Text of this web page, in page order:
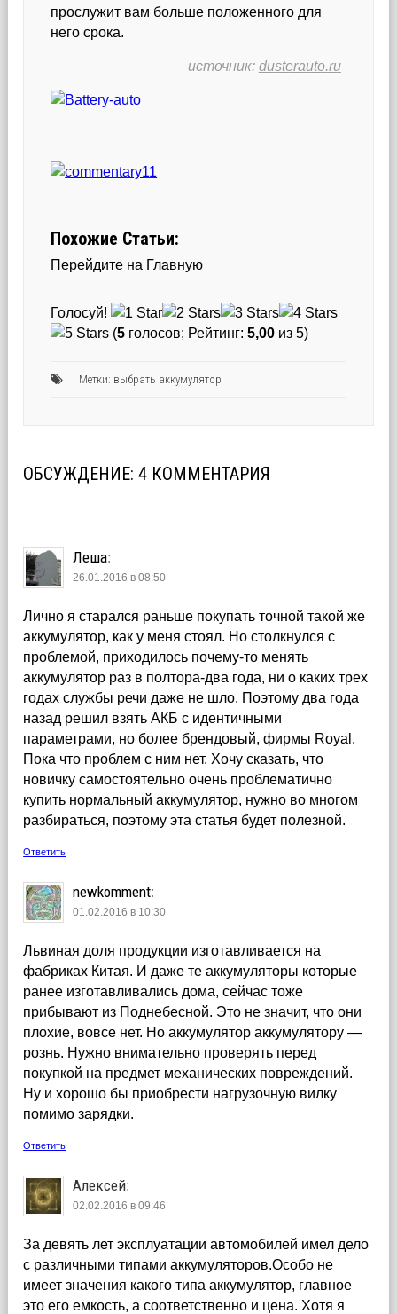
прослужит вам больше положенного для
него срока.
источник: dusterauto.ru
Похожие Статьи:
Перейдите на Главную
Голосуй!
(5 голосов; Рейтинг:5,00 из 5)
Метки: выбрать аккумулятор
ОБСУЖДЕНИЕ: 4 КОММЕНТАРИЯ
Леша:
26.01.2016 в 08:50
Лично я старался раньше покупать точной такой же
аккумулятор, как у меня стоял. Но столкнулся с
проблемой, приходилось почему-то менять
аккумулятор раз в полтора-два года, ни о каких трех
годах службы речи даже не шло. Поэтому два года
назад решил взять АКБ с идентичными
параметрами, но более брендовый, фирмы Royal.
Пока что проблем с ним нет. Хочу сказать, что
новичку самостоятельно очень проблематично
купить нормальный аккумулятор, нужно во многом
разбираться, поэтому эта статья будет полезной.
Ответить
newkomment:
01.02.2016 в 10:30
Львиная доля продукции изготавливается на
фабриках Китая. И даже те аккумуляторы которые
ранее изготавливались дома, сейчас тоже
прибывают из Поднебесной. Это не значит, что они
плохие, вовсе нет. Но аккумулятор аккумулятору —
рознь. Нужно внимательно проверять перед
покупкой на предмет механических повреждений.
Ну и хорошо бы приобрести нагрузочную вилку
помимо зарядки.
Ответить
Алексей:
02.02.2016 в 09:46
За девять лет эксплуатации автомобилей имел дело
с различными типами аккумуляторов.Особо не
имеет значения какого типа аккумулятор, главное
это его емкость, а соответственно и цена. Хотя я